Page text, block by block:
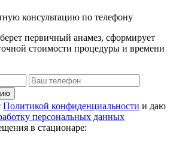
консультацию по телефону
первичный анамез, сформирует
стоимости процедуры и времени
Политикой конфиденциальности и даю
персональных данных
в стационаре: